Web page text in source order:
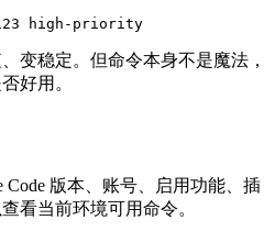
123 high-priority
变稳定。但命令本身不是魔法，
好用。
Code 版本、账号、启用功能、插
看当前环境可用命令。